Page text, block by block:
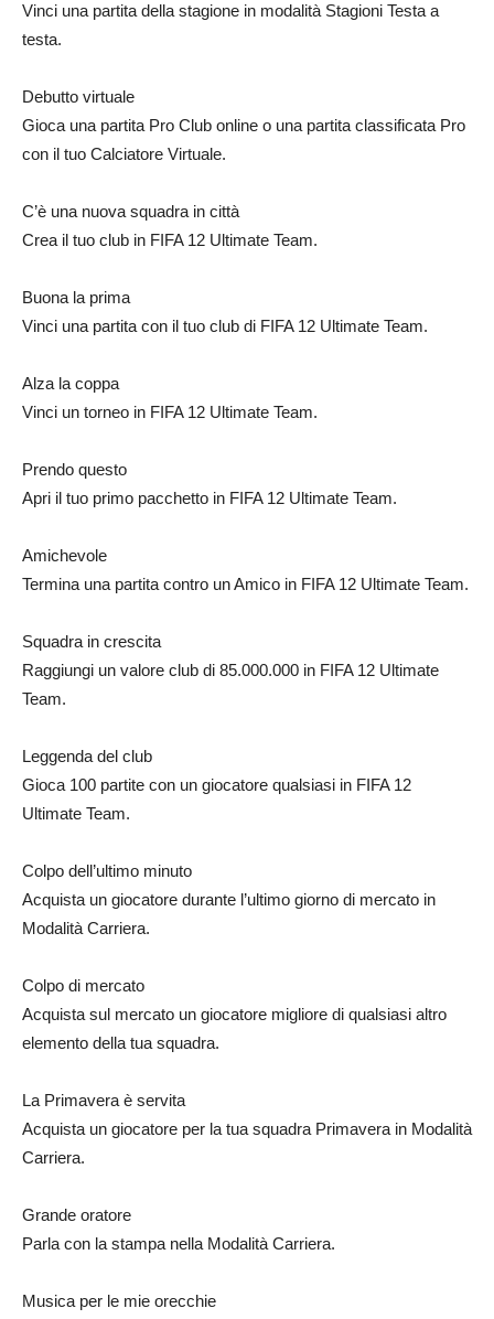
Vinci una partita della stagione in modalità Stagioni Testa a
testa.
Debutto virtuale
Gioca una partita Pro Club online o una partita classificata Pro
con il tuo Calciatore Virtuale.
C’è una nuova squadra in città
Crea il tuo club in FIFA 12 Ultimate Team.
Buona la prima
Vinci una partita con il tuo club di FIFA 12 Ultimate Team.
Alza la coppa
Vinci un torneo in FIFA 12 Ultimate Team.
Prendo questo
Apri il tuo primo pacchetto in FIFA 12 Ultimate Team.
Amichevole
Termina una partita contro un Amico in FIFA 12 Ultimate Team.
Squadra in crescita
Raggiungi un valore club di 85.000.000 in FIFA 12 Ultimate
Team.
Leggenda del club
Gioca 100 partite con un giocatore qualsiasi in FIFA 12
Ultimate Team.
Colpo dell’ultimo minuto
Acquista un giocatore durante l’ultimo giorno di mercato in
Modalità Carriera.
Colpo di mercato
Acquista sul mercato un giocatore migliore di qualsiasi altro
elemento della tua squadra.
La Primavera è servita
Acquista un giocatore per la tua squadra Primavera in Modalità
Carriera.
Grande oratore
Parla con la stampa nella Modalità Carriera.
Musica per le mie orecchie